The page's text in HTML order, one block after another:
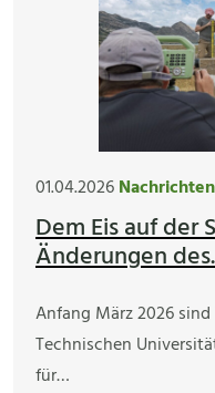
01.04.2026Nachrichten
Dem Eis auf der
Änderungen
Anfang März 2026
Technischen
für…